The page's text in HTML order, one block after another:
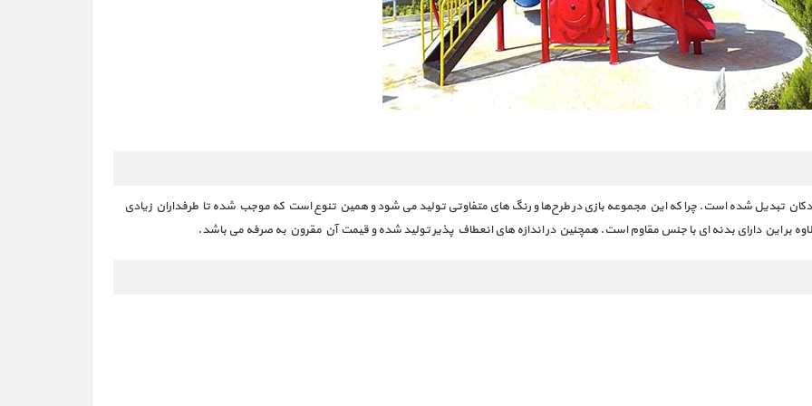
تبدیل شده است. چرا که این مجموعه بازی در طرح‌ها و رنگ‌ های متفاوتی تولید می‌ شود و همین تنوع است که موجب شده تا طرفداران زیادی
بر این دارای بدنه ‌ای با جنس مقاوم است. همچنین در اندازه‌ های انعطاف‌ پذیر تولید شده‌ و قیمت آن مقرون به صرفه می باشد.